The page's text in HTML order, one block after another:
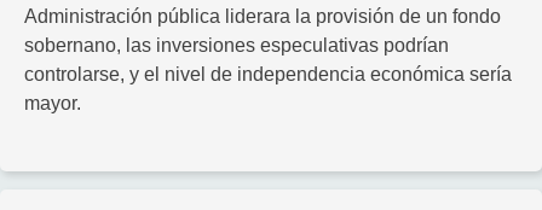
Administración pública liderara la provisión de un fondo
sobernano, las inversiones especulativas podrían
controlarse, y el nivel de independencia económica sería
mayor.